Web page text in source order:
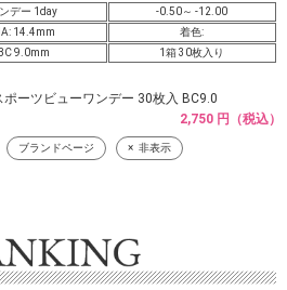
デー 1day
-0.50～ -12.00
14.4mm
着色:
BC 9.0mm
1箱 30枚入り
ポーツビューワンデー 30枚入 BC9.0
2,750 円（税込）
ブランドページ 非表示